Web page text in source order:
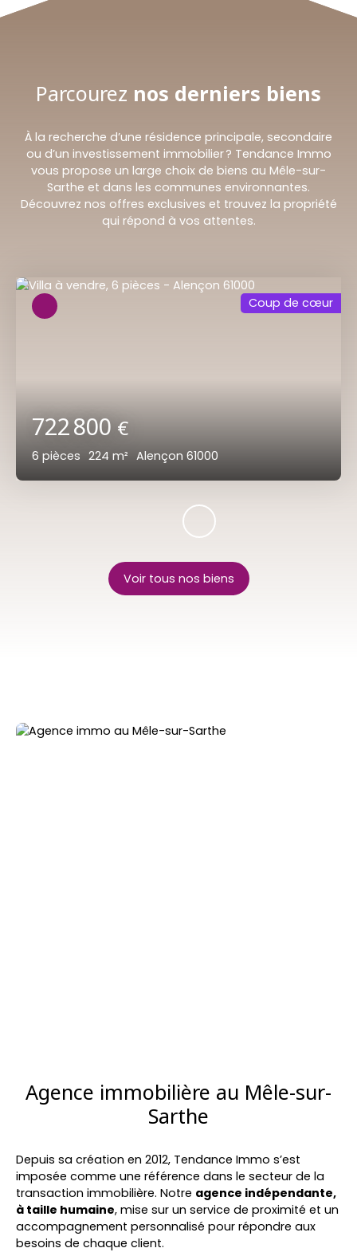
Parcourez nos derniers biens
À la recherche d’une résidence principale, secondaire
ou d’un investissement immobilier ? Tendance Immo
vous propose un large choix de biens au Mêle-sur-
Sarthe et dans les communes environnantes.
Découvrez nos offres exclusives et trouvez la propriété
qui répond à vos attentes.
722 800€
6 pièces 224 m² Alençon 61000
Coup de cœur
Voir tous nos biens
Agence immobilière au Mêle-sur-
Sarthe
Depuis sa création en 2012, Tendance Immo s’est
imposée comme une référence dans le secteur de la
transaction immobilière. Notre agence indépendante,
à taille humaine, mise sur un service de proximité et un
accompagnement personnalisé pour répondre aux
besoins de chaque client.